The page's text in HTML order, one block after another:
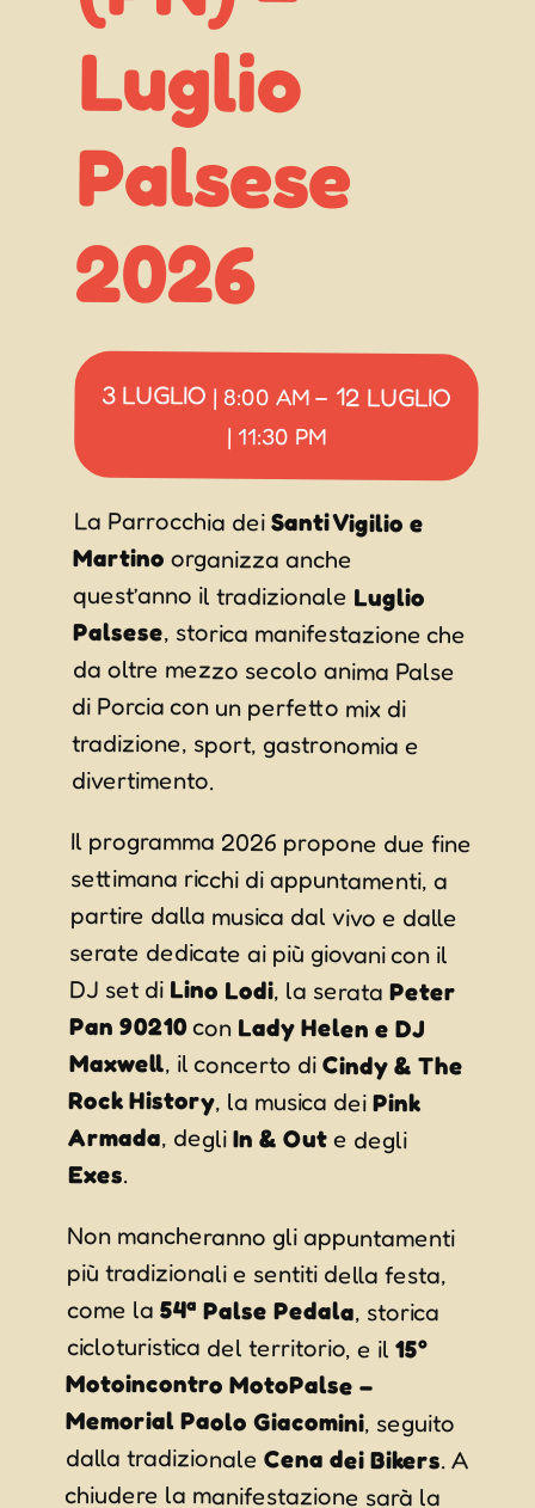
Luglio
2026
3 LUGLIO | 8:00 AM– 12 LUGLIO
| 11:30 PM
La Parrocchia deiSanti Vigilio e
Martino organizza anche
quest’anno il tradizionale Luglio
Palsese, storica manifestazione che
da oltre mezzo secolo anima Palse
di Porcia con un perfetto mix di
tradizione, sport, gastronomia e
divertimento.
Il programma 2026 propone due fine
settimana ricchi di appuntamenti, a
partire dalla musica dal vivo e dalle
serate dedicate ai più giovani con il
DJ set di Lino Lodi, la serataPeter
Pan 90210con Lady Helen e DJ
Maxwell, il concerto diCindy & The
Rock History, la musica deiPink
Armada, degliIn & Oute degli
Exes.
Non mancheranno gli appuntamenti
più tradizionali e sentiti della festa,
come la 54ª Palse Pedala, storica
cicloturistica del territorio, e il 15°
Motoincontro MotoPalse –
Memorial Paolo Giacomini, seguito
dalla tradizionale Cena dei Bikers. A
chiudere la manifestazione sarà la